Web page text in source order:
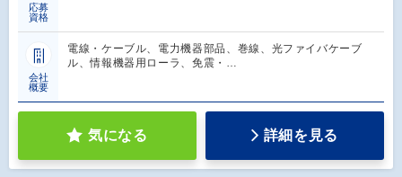
応募
資格
会社
概要
電線・ケーブル、電力機器部品、巻線、光ファイバケーブ
ル、情報機器用ローラ、免震・…
気になる 詳細を見る